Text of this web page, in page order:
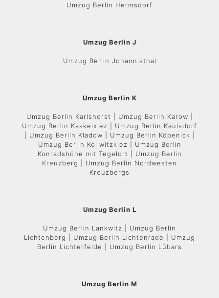
Umzug Berlin Hermsdorf
Umzug Berlin J
Umzug Berlin Johannisthal
Umzug Berlin K
Umzug Berlin Karlshorst | Umzug Berlin Karow |
Umzug Berlin Kaskelkiez | Umzug Berlin Kaulsdorf
| Umzug Berlin Kladow | Umzug Berlin Köpenick |
Umzug Berlin Kollwitzkiez | Umzug Berlin
Konradshöhe mit Tegelort | Umzug Berlin
Kreuzberg | Umzug Berlin Nordwesten
Kreuzbergs
Umzug Berlin L
Umzug Berlin Lankwitz | Umzug Berlin
Lichtenberg | Umzug Berlin Lichtenrade | Umzug
Berlin Lichterfelde | Umzug Berlin Lübars
Umzug Berlin M